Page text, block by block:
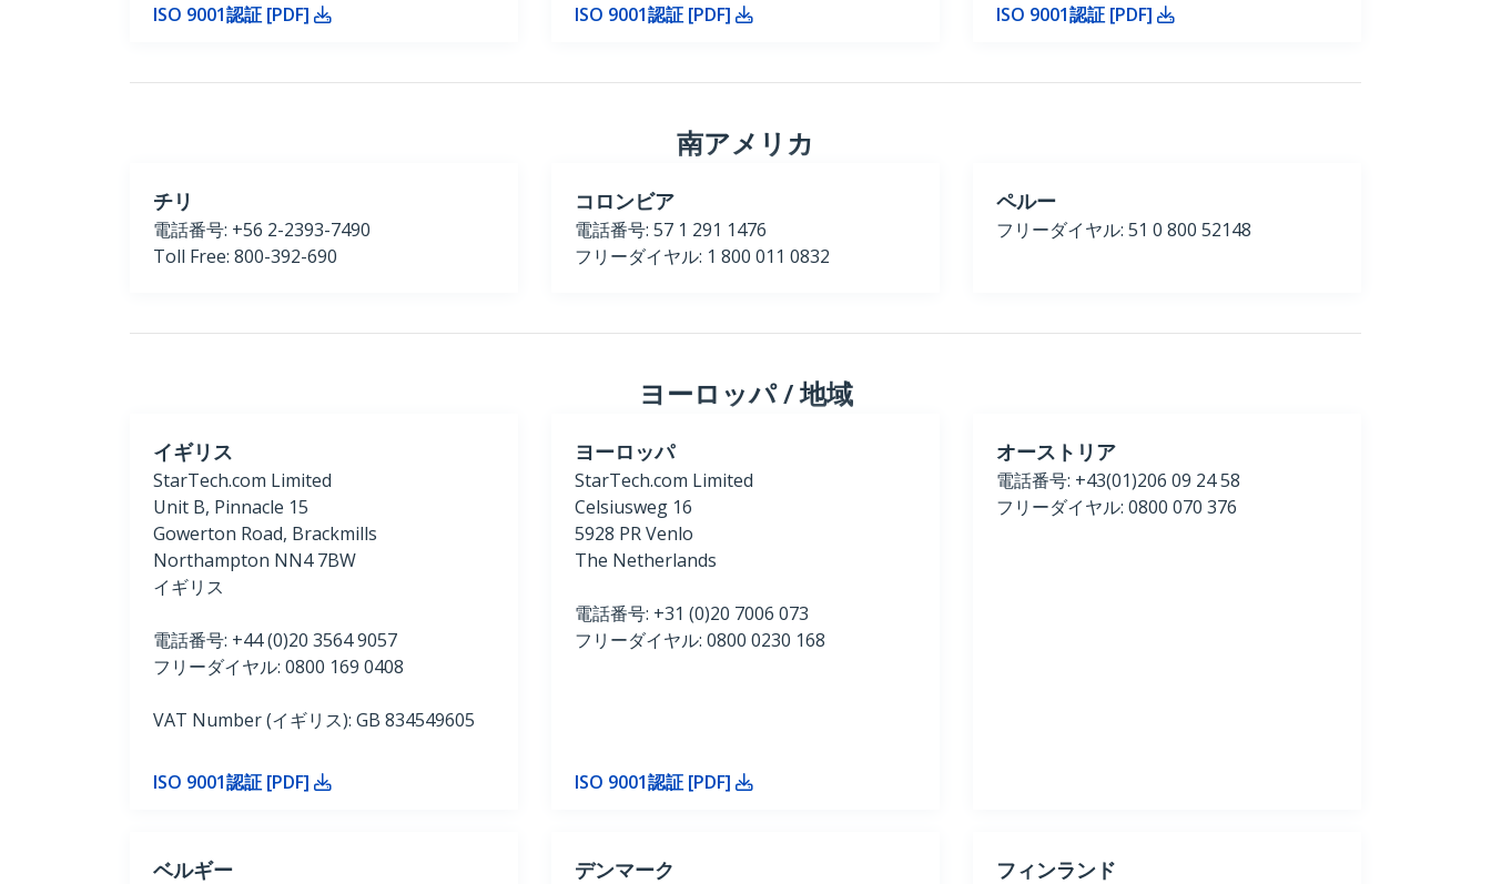
ISO 9001認証 [PDF] ISO 9001認証 [PDF] ISO 9001認証 [PDF]
南アメリカ
チリ
電話番号: +56 2-2393-7490
Toll Free: 800-392-690
コロンビア
電話番号: 57 1 291 1476
フリーダイヤル: 1 800 011 0832
ペルー
フリーダイヤル: 51 0 800 52148
ヨーロッパ / 地域
イギリス
StarTech.com Limited
Unit B, Pinnacle 15
Gowerton Road, Brackmills
Northampton NN4 7BW
イギリス
電話番号: +44 (0)20 3564 9057
フリーダイヤル: 0800 169 0408
VAT Number (イギリス): GB 834549605
ISO 9001認証 [PDF]
ヨーロッパ
StarTech.com Limited
Celsiusweg 16
5928 PRVenlo
The Netherlands
電話番号: +31 (0)20 7006 073
フリーダイヤル: 0800 0230 168
ISO 9001認証 [PDF]
オーストリア
電話番号: +43(01)206 09 24 58
フリーダイヤル: 0800 070 376
ベルギー デンマーク フィンランド